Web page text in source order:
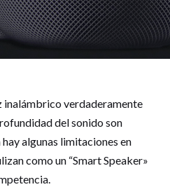
inalámbrico verdaderamente
del sonido son
algunas limitaciones en
como un “Smart Speaker»